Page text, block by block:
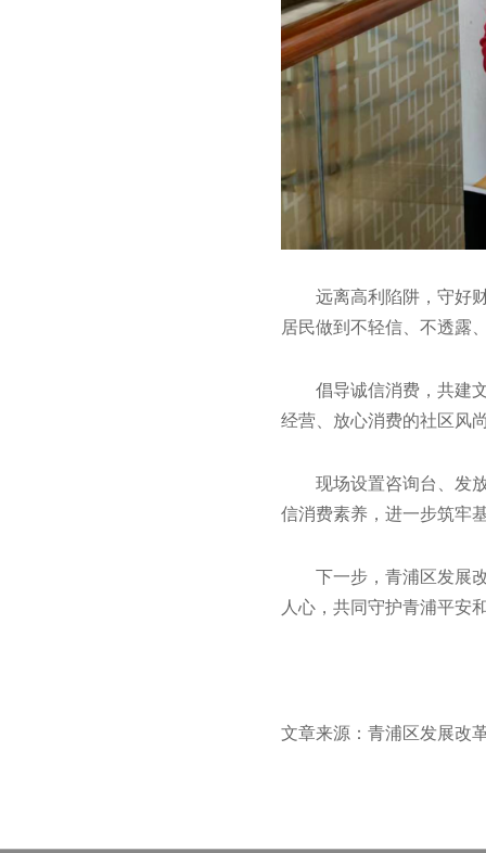
远离高利陷阱，守好
居民做到不轻信、不透露
倡导诚信消费，共建
经营、放心消费的社区风
现场设置咨询台、发
信消费素养，进一步筑牢
下一步，青浦区发展
人心，共同守护青浦平安
文章来源：青浦区发展改